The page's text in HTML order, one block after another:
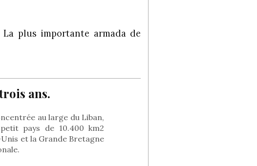
plus importante armada de
ans.
au large du Liban,
pays de 10.400 km2
et la Grande Bretagne